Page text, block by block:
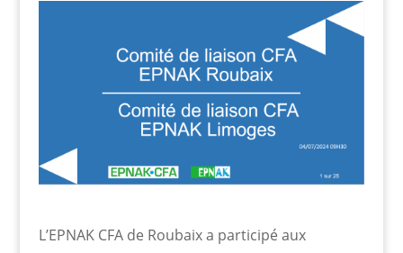
L’EPNAK CFA de Roubaix a participé aux